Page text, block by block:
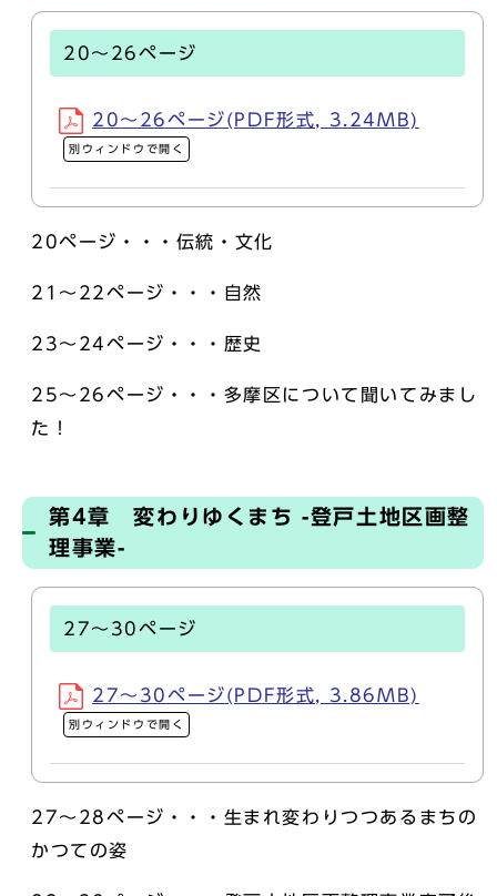
20～26ページ
20～26ページ(PDF形式, 3.24MB)
別ウィンドウで開く
20ページ・・・伝統・文化
21～22ページ・・・自然
23～24ページ・・・歴史
25～26ページ・・・多摩区について聞いてみまし
た！
第4章 変わりゆくまち -登戸土地区画整
理事業-
27～30ページ
27～30ページ(PDF形式, 3.86MB)
別ウィンドウで開く
27～28ページ・・・生まれ変わりつつあるまちの
かつての姿